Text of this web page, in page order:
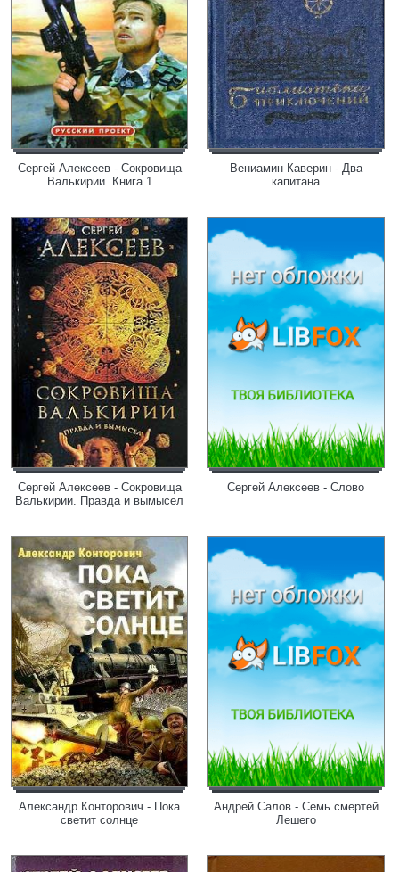
Сергей Алексеев - Сокровища
Валькирии. Книга 1
Вениамин Каверин - Два
капитана
Сергей Алексеев - Сокровища
Валькирии. Правда и вымысел
Сергей Алексеев - Слово
Александр Конторович - Пока
светит солнце
Андрей Салов - Семь смертей
Лешего